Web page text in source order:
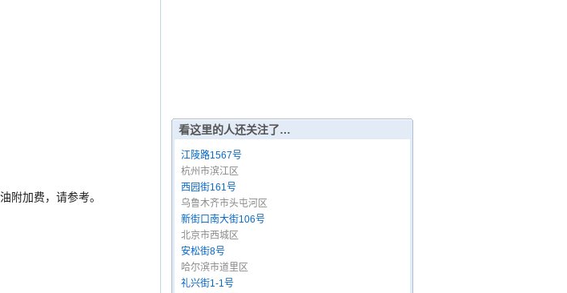
附加费，请参考。
看这里的人还关注了…
江陵路1567号
杭州市滨江区
西园街161号
乌鲁木齐市头屯河区
新街口南大街106号
北京市西城区
安松街8号
哈尔滨市道里区
礼兴街1-1号